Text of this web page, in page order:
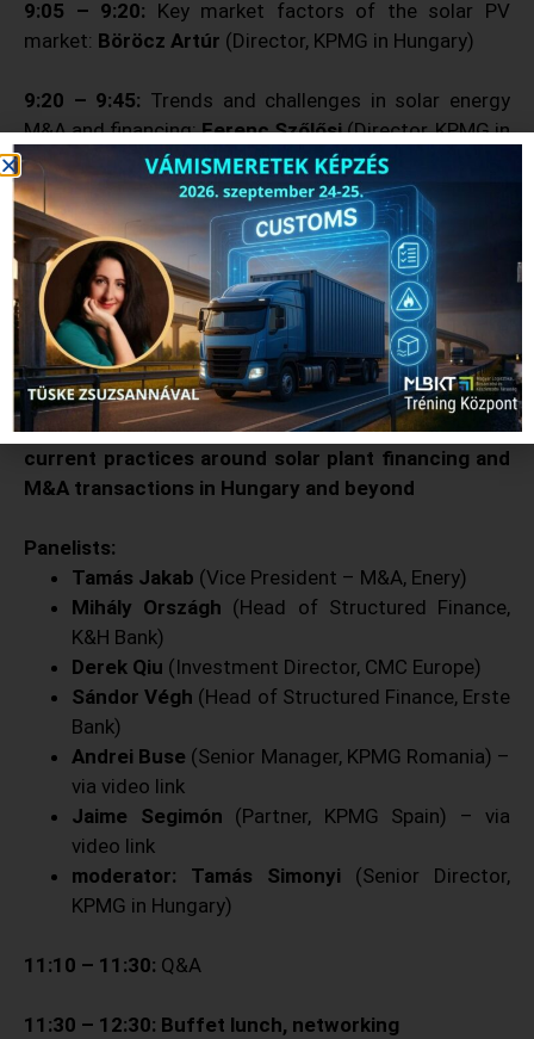
9:05 – 9:20: Key market factors of the solar PV
market: Böröcz Artúr (Director, KPMG in Hungary)
9:20 – 9:45: Trends and challenges in solar energy
M&A and financing:Ferenc Szőlősi(Director, KPMG in
Hungary)
9:45 – 10:10:
Hungarian Government’s pre-emption
right regarding the purchase of solar power plants in
Hungary by foreign investors: how it works and its
impact: invitation in progress
10:10 – 10:30:Coffee break, networking
10:30 – 11:10: Panel discussion: Opportunities and
current practices around solar plant financing and
M&A transactions in Hungary and beyond
Panelists:
Tamás Jakab (Vice President – M&A, Enery)
Mihály Országh (Head of Structured Finance,
K&H Bank)
Derek Qiu (Investment Director, CMC Europe)
Sándor Végh (Head of Structured Finance, Erste
Bank)
Andrei Buse (Senior Manager, KPMG Romania) –
via video link
Jaime Segimón (Partner, KPMG Spain) – via
video link
moderator: Tamás Simonyi (Senior Director,
KPMG in Hungary)
11:10 – 11:30: Q&A
11:30 – 12:30: Buffet lunch, networking